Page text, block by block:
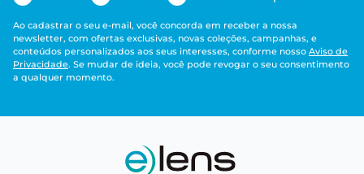
Ao cadastrar o seu e-mail, você concorda em receber a nossa
newsletter, com ofertas exclusivas, novas coleções, campanhas, e
conteúdos personalizados aos seus interesses, conforme nosso Aviso de
Privacidade. Se mudar de ideia, você pode revogar o seu consentimento
a qualquer momento.